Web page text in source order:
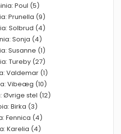
Poul (5)
Prunella (9)
Solbrud (4)
Sonja (4)
Susanne (1)
Tureby (27)
Valdemar (1)
Vibeæg (10)
Øvrige stel (12)
Birka (3)
Fennica (4)
Karelia (4)